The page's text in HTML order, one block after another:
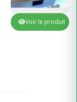
Voir le produit